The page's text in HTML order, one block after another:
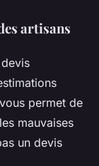
artisans
permet de
mauvaises
un devis